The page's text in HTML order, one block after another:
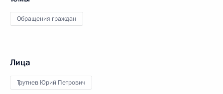
Обращения граждан
Лица
Трутнев Юрий Петрович